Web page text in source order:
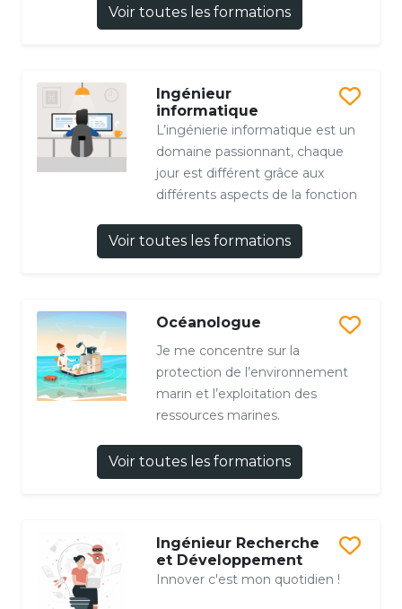
Voir toutes les formations
Ingénieur
informatique
L’ingénierie informatique est un
domaine passionnant, chaque
jour est différent grâce aux
différents aspects de la fonction
Voir toutes les formations
Océanologue
Je me concentre sur la
protection de l’environnement
marin et l’exploitation des
ressources marines.
Voir toutes les formations
Ingénieur Recherche
et Développement
Innover c'est mon quotidien !